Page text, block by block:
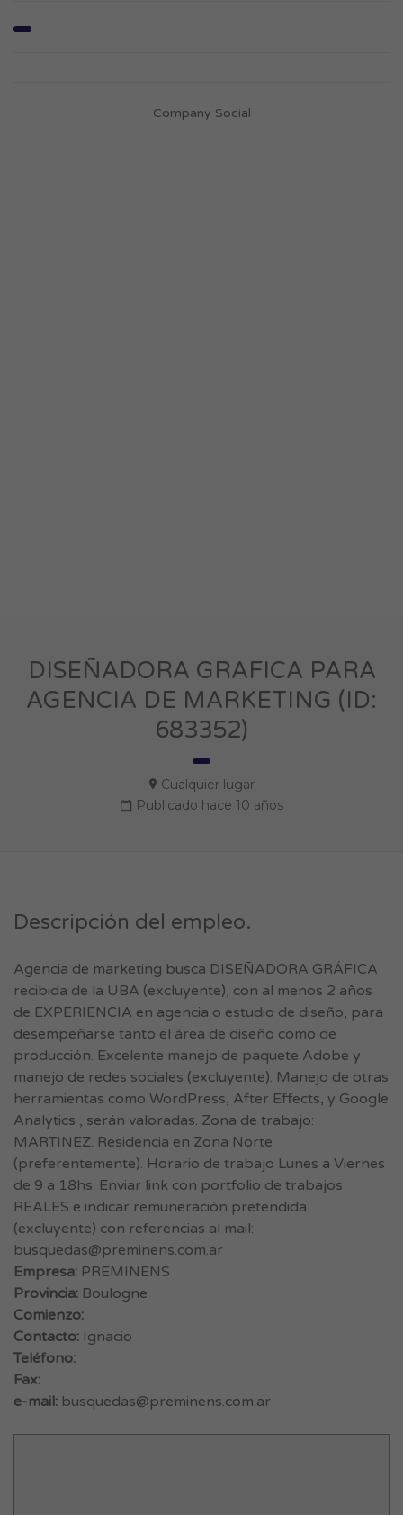
Company Social
DISEÑADORA GRAFICA PARA
AGENCIA DE MARKETING (ID:
683352)
Cualquier lugar
Publicado hace 10 años
Descripción del empleo.
Agencia de marketing busca DISEÑADORA GRÁFICA
recibida de la UBA (excluyente), con al menos 2 años
de EXPERIENCIA en agencia o estudio de diseño, para
desempeñarse tanto el área de diseño como de
producción. Excelente manejo de paquete Adobe y
manejo de redes sociales (excluyente). Manejo de otras
herramientas como WordPress, After Effects, y Google
Analytics , serán valoradas. Zona de trabajo:
MARTINEZ. Residencia en Zona Norte
(preferentemente). Horario de trabajo Lunes a Viernes
de 9 a 18hs. Enviar link con portfolio de trabajos
REALES e indicar remuneración pretendida
(excluyente) con referencias al mail:
busquedas@preminens.com.ar
Empresa: PREMINENS
Provincia: Boulogne
Comienzo:
Contacto: Ignacio
Teléfono:
Fax:
e-mail: busquedas@preminens.com.ar